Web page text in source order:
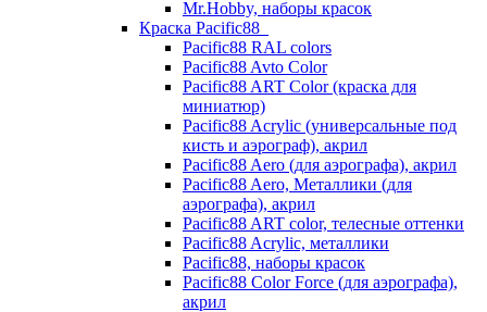
Mr.Hobby, наборы красок
Краска Pacific88
Pacific88 RAL colors
Pacific88 Avto Color
Pacific88 ART Color (краска для
миниатюр)
Pacific88 Acrylic (универсальные под
кисть и аэрограф), акрил
Pacific88 Aero (для аэрографа), акрил
Pacific88 Aero, Металлики (для
аэрографа), акрил
Pacific88 ART color, телесные оттенки
Pacific88 Acrylic, металлики
Pacific88, наборы красок
Pacific88 Color Force (для аэрографа),
акрил